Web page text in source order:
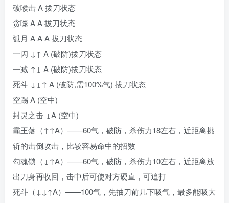
破喉击 A 拔刀状态
贪噬 A A 拔刀状态
弧月 A A A 拔刀状态
一闪 ↓↑ A (破防)拔刀状态
一减 ↑↓ A (破防)拔刀状态
死斗 ↓↓↑ A (破防,需100%气) 拔刀状态
空踢 A (空中)
封灵之击 ↓A (空中)
霸王落（↑↑A）——60气，破防，杀伤力18左右，近距离挑
斩的击倒攻击，比较容易命中的招数
勾魂锁（↓↑A）——60气，破防，杀伤力10左右，近距离放
出刀身再收回，击中后可使对方硬直，可追打
死斗（↓↓↑A）——100气，先抽刀前几下吸气，最多能吸大